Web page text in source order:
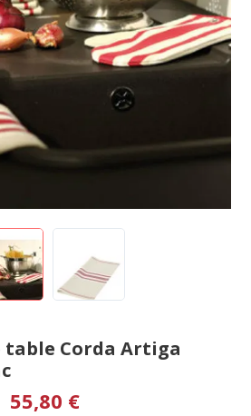
table Corda Artiga
55,80 €